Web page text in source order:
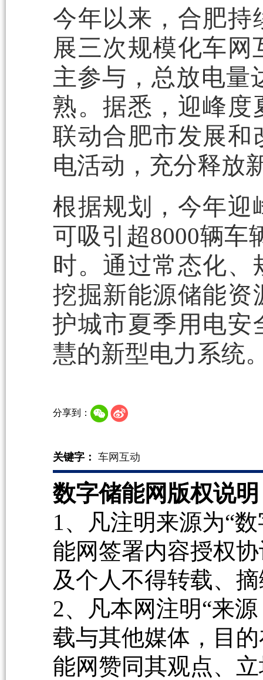
今年以来，合肥持
展三次规模化车网
主参与，总放电量
熟。据悉，迎峰度
联动合肥市发展和
电活动，充分释放
根据规划，今年迎
可吸引超8000辆车
时。通过常态化
挖掘新能源储能资
护城市夏季用电安
慧的新型电力系统
分享到：
关键字： 车网互动
数字储能网版权说
1、凡注明来源为“
能网签署内容授权
及个人不得转载、
2、凡本网注明“来
载与其他媒体，目
能网赞同其观点、